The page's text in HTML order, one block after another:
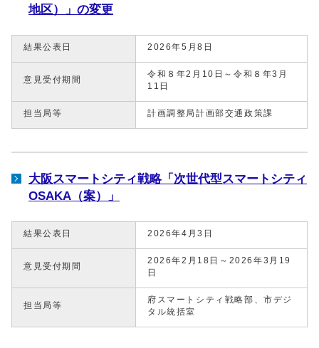
地区）」の変更
結果公表日 2026年5月8日
意見受付期間
令和８年2月10日～令和８年3月
11日
担当局等 計画調整局計画部交通政策課
大阪スマートシティ戦略「次世代型スマートシティ
OSAKA（案）」
結果公表日 2026年4月3日
意見受付期間
2026年2月18日～2026年3月19
日
担当局等
府スマートシティ戦略部、市デジ
タル統括室